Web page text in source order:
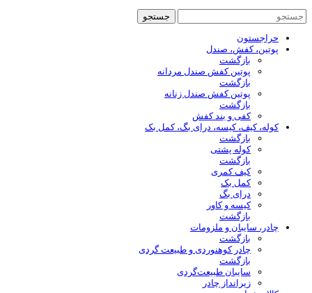
جستجو
حراجستون
پوتین، کفش، صندل
بازگشت
پوتین کفش صندل مردانه
بازگشت
پوتین کفش صندل زنانه
بازگشت
کفی و بند کفش
کوله، کیف، کیسه، درای بگ، کمل بک
بازگشت
کوله پشتی
بازگشت
کیف کمری
کمل بک
درای بگ
کیسه و کاور
بازگشت
چادر، سایبان و ملزومات
بازگشت
چادر کوهنوردی و طبیعت گردی
بازگشت
سایبان طبیعت‌گردی
زیرانداز چادر